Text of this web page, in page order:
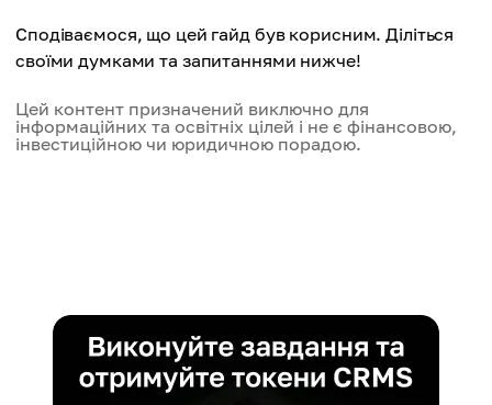
Сподіваємося, що цей гайд був корисним. Діліться
своїми думками та запитаннями нижче!
Цей контент призначений виключно для
інформаційних та освітніх цілей і не є фінансовою,
інвестиційною чи юридичною порадою.